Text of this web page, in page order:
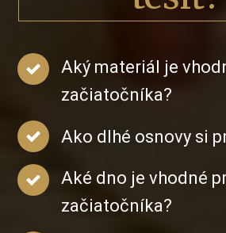
Aký materiál je
začiatočníka?
Ako dlhé osnovy si
Aké dno je vhodné
začiatočníka?